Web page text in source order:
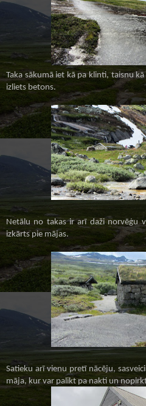
Taka sākumā iet kā pa klinti, taisnu
izliets betons.
Netālu no takas ir arī daži norvēģu
izkārts pie mājas.
Satieku arī vienu pretī nācēju,
māja, kur var palikt pa nakti un